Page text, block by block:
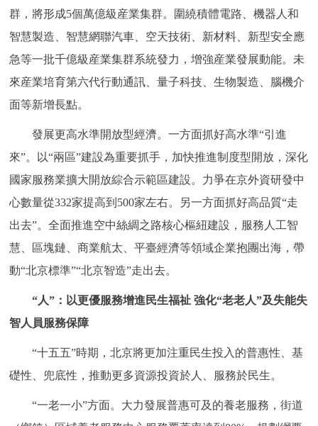
群，將形成5個萬億級産業集群。圍繞積體電路、機器人和
智慧製造、智慧網聯汽車、空天技術、新材料、新型安全應
急等一批千億級産業集群系統發力，增強産業發展動能。未
來産業培育第六代行動通訊、量子科技、生物製造、腦機介
面等新增長點。
發展更高水準開放型經濟。一方面抓好高水準“引進
來”。以“兩區”建設為重要抓手，加快推進制度型開放，深化
國家服務業擴大開放綜合示範區建設。力爭在京外資研發中
心數量從332家提高到500家左右。另一方面抓好高品質“走
出去”。全面推進空中絲綢之路核心樞紐建設，服務人工智
慧、區塊鏈、商業航太、平臺經濟等領域企業抱團出海，帶
動“北京標準”“北京智造”走出去。
“人”：以更優服務增進民生福祉 強化“老老人”及失能失
智人員服務保障
“十五五”時期，北京將更加注重民生投入的普惠性、基
礎性、兜底性，推動更多資源投資於人、服務於民生。
“一老一小”方面。大力發展普惠可及的養老服務，街道